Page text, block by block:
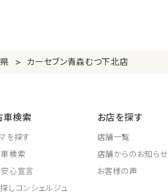
> カーセブン青森むつ下北店
車検索
を探す
検索
心宣言
しコンシェルジュ
お店を探す
店舗一覧
店舗からのお知らせ
お客様の声